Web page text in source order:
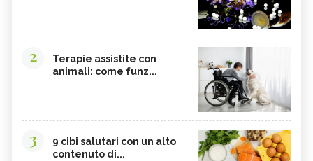
2
Terapie assistite con
animali: come funz...
3
9 cibi salutari con un alto
contenuto di...